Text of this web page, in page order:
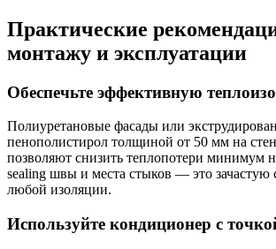
Практические
монтажу и эксплуатации
Обеспечьте эффективную
Полиуретановые фасады или
пенополистирол толщиной от 50 мм на
позволяют снизить теплопотери минимум
sealing швы и места стыков — это зачастую
любой изоляции.
Используйте кондиционер с